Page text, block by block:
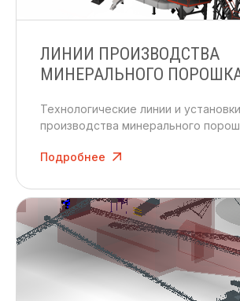
ЛИНИИ ПРОИЗВОДСТВА
МИНЕРАЛЬНОГО
Технологические линии и установки
производства минерального
Подробнее